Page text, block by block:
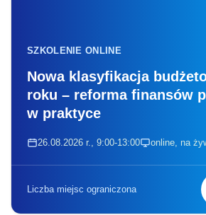
SZKOLENIE ONLINE
Nowa klasyfikacja
roku – reforma finansów
w praktyce
26.08.2026 r., 9:00-13:00 online, na
Liczba miejsc ograniczona